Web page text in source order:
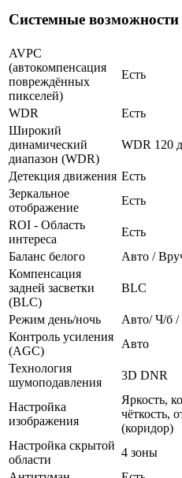
Системные возможности
AVPC
(автокомпенсация
повреждённых
пикселей)
Есть
WDR
Есть
Широкий
динамический
диапазон (WDR)
WDR 120
Детекция движения Есть
Зеркальное
отображение
Есть
ROI - Область
интереса
Есть
Баланс белого
Авто /
Компенсация
задней засветки
(BLC)
BLC
Режим день/ночь
Авто/ Ч/б
Контроль усиления
(AGC)
Авто
Технология
шумоподавления
3D DNR
Настройка
изображения
Яркость,
чёткость,
(коридор)
Настройка скрытой
области
4 зоны